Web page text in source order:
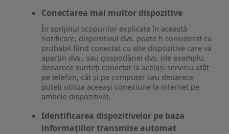
Conectarea mai multor dispozitive
În sprijinul scopurilor explicate în această
notificare, dispozitivul dvs. poate fi considerat ca
probabil fiind conectat cu alte dispozitive care vă
aparțin dvs., sau gospodăriei dvs. (de exemplu,
deoarece sunteți conectat la același serviciu atât
pe telefon, cât și pe computer sau deoarece
puteți utiliza aceeași conexiune la internet pe
ambele dispozitive).
Identificarea dispozitivelor pe baza
informațiilor transmise automat